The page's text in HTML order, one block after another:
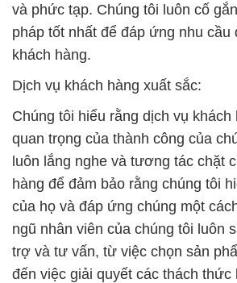
và phức tạp. Chúng tôi luôn cố
pháp tốt nhất để đáp ứng nhu cầu
khách hàng.
Dịch vụ khách hàng xuất sắc:
Chúng tôi hiểu rằng dịch vụ khách
quan trọng của thành công của
luôn lắng nghe và tương tác chặt
hàng để đảm bảo rằng chúng tôi
của họ và đáp ứng chúng một
ngũ nhân viên của chúng tôi luôn
trợ và tư vấn, từ việc chọn sản
đến việc giải quyết các thách thức